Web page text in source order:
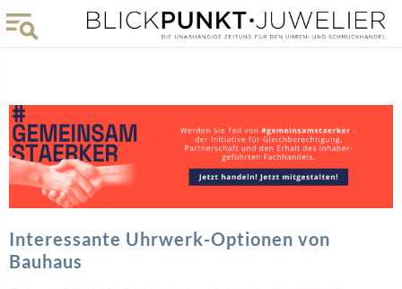
Interessante Uhrwerk-Optionen von
Bauhaus